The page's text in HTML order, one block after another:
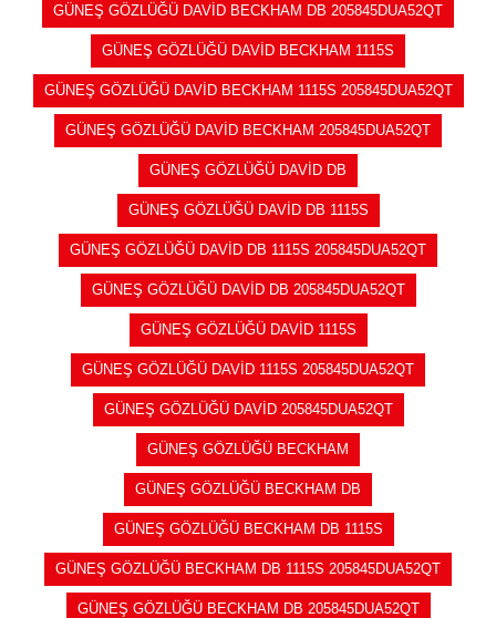
GÜNEŞ GÖZLÜĞÜ DAVİD BECKHAM DB 205845DUA52QT
GÜNEŞ GÖZLÜĞÜ DAVİD BECKHAM 1115S
GÜNEŞ GÖZLÜĞÜ DAVİD BECKHAM 1115S 205845DUA52QT
GÜNEŞ GÖZLÜĞÜ DAVİD BECKHAM 205845DUA52QT
GÜNEŞ GÖZLÜĞÜ DAVİD DB
GÜNEŞ GÖZLÜĞÜ DAVİD DB 1115S
GÜNEŞ GÖZLÜĞÜ DAVİD DB 1115S 205845DUA52QT
GÜNEŞ GÖZLÜĞÜ DAVİD DB 205845DUA52QT
GÜNEŞ GÖZLÜĞÜ DAVİD 1115S
GÜNEŞ GÖZLÜĞÜ DAVİD 1115S 205845DUA52QT
GÜNEŞ GÖZLÜĞÜ DAVİD 205845DUA52QT
GÜNEŞ GÖZLÜĞÜ BECKHAM
GÜNEŞ GÖZLÜĞÜ BECKHAM DB
GÜNEŞ GÖZLÜĞÜ BECKHAM DB 1115S
GÜNEŞ GÖZLÜĞÜ BECKHAM DB 1115S 205845DUA52QT
GÜNEŞ GÖZLÜĞÜ BECKHAM DB 205845DUA52QT